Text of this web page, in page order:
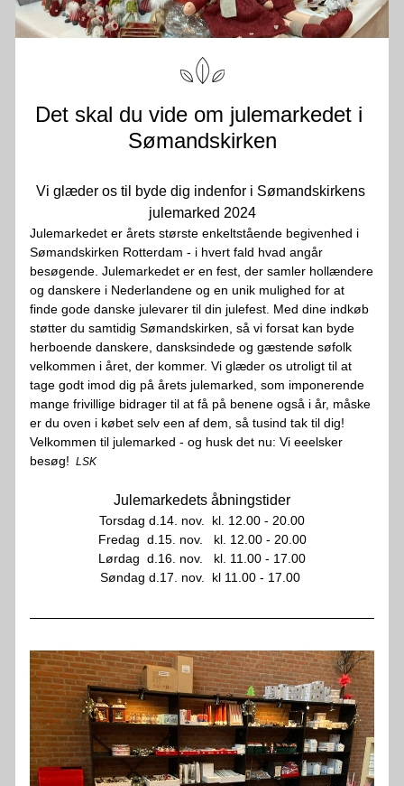
Det skal du vide om julemarkedet i
Sømandskirken
Vi glæder os til byde dig indenfor i Sømandskirkens
julemarked 2024
Julemarkedet er årets største enkeltstående begivenhed i
Sømandskirken Rotterdam - i hvert fald hvad angår
besøgende. Julemarkedet er en fest, der samler hollændere
og danskere i Nederlandene og en unik mulighed for at
finde gode danske julevarer til din julefest. Med dine indkøb
støtter du samtidig Sømandskirken, så vi forsat kan byde
herboende danskere, dansksindede og gæstende søfolk
velkommen i året, der kommer. Vi glæder os utroligt til at
tage godt imod dig på årets julemarked, som imponerende
mange frivillige bidrager til at få på benene også i år, måske
er du oven i købet selv een af dem, så tusind tak til dig!
Velkommen til julemarked - og husk det nu: Vi eeelsker
besøg! LSK
Julemarkedets åbningstider
Torsdag d.14. nov.  kl. 12.00 - 20.00
Fredag  d.15. nov.   kl. 12.00 - 20.00
Lørdag  d.16. nov.   kl. 11.00 - 17.00
Søndag d.17. nov.  kl 11.00 - 17.00